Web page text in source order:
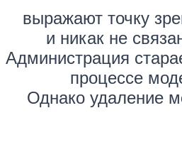
выражают точку
и никак не
Администрация
процессе
Однако удаление